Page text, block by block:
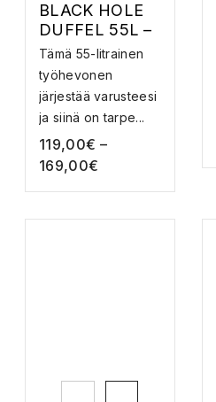
BLACK HOLE
DUFFEL 55L –
VARUSTELAUK
KU
Tämä 55-litrainen
työhevonen
järjestää varusteesi
ja siinä on tarpe...
119,00€ –
169,00€